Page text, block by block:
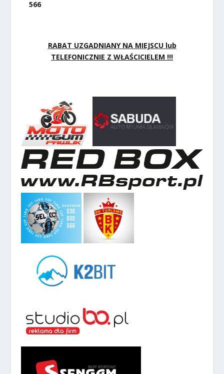
566
RABAT UZGADNIANY NA MIEJSCU lub
TELEFONICZNIE Z WŁAŚCICIELEM !!!